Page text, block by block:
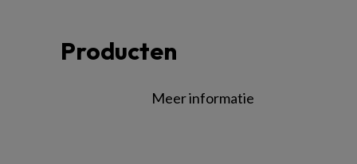
Producten
Meer informatie